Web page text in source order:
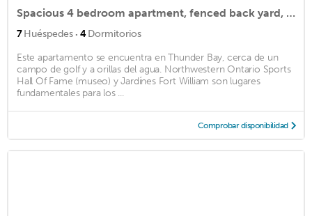
Spacious 4 bedroom apartment, fenced back yard, winter on property parking
7Huéspedes · 4Dormitorios
Este apartamento se encuentra en Thunder Bay, cerca de un
campo de golf y a orillas del agua. Northwestern Ontario Sports
Hall Of Fame (museo) y Jardínes Fort William son lugares
fundamentales para los ...
Comprobar disponibilidad